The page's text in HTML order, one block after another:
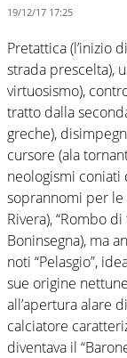
19/12/17 17:25
Pretattica (l’inizio
strada prescelta),
virtuosismo),
tratto dalla
greche),
cursore (ala
neologismi coniati
soprannomi per le
Rivera), “Rombo
Boninsegna), ma
noti “Pelasgio”,
sue origine
all’apertura alare
calciatore
diventava il